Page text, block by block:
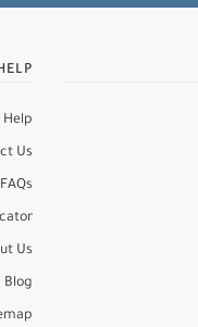
Help
Us
FAQs
Us
Blog